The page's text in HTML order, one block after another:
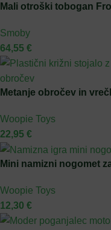
Mali otroški tobogan
Smoby
64,55 €
Metanje obročev in
Woopie Toys
22,95 €
Mini namizni nogomet
Woopie Toys
12,30 €